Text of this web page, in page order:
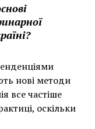
нові методи
все частіше
оскільки